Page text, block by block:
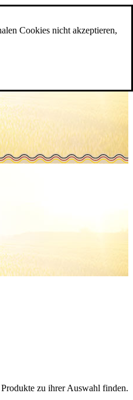
Cookies nicht akzeptieren,
zu ihrer Auswahl finden.